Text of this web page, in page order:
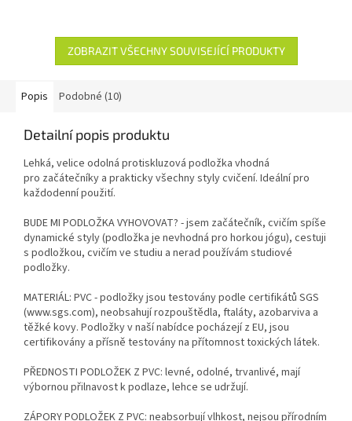
jedinečný vzhled a popruh je
vhodný projakoukoli velikost
podložky. Flexibilní a lehký –
přenášení vaší podložky a
omyvatelného materiálu
chrání podložku před vlhkostí a
nečistotami. Ideální pro snadné
ZOBRAZIT VŠECHNY SOUVISEJÍCÍ PRODUKTY
Popis Podobné (10)
Detailní popis produktu
Lehká, velice odolná protiskluzová podložka vhodná
pro začátečníky a prakticky všechny styly cvičení. Ideální pro
každodenní použití.
BUDE MI PODLOŽKA VYHOVOVAT? - jsem začátečník, cvičím spíše
dynamické styly (podložka je nevhodná pro horkou jógu), cestuji
s podložkou, cvičím ve studiu a nerad používám studiové
podložky.
MATERIÁL: PVC - podložky jsou testovány podle certifikátů SGS
(www.sgs.com), neobsahují rozpouštědla, ftaláty, azobarviva a
těžké kovy. Podložky v naší nabídce pocházejí z EU, jsou
certifikovány a přísně testovány na přítomnost toxických látek.
PŘEDNOSTI PODLOŽEK Z PVC: levné, odolné, trvanlivé, mají
výbornou přilnavost k podlaze, lehce se udržují.
ZÁPORY PODLOŽEK Z PVC: neabsorbují vlhkost, nejsou přírodním